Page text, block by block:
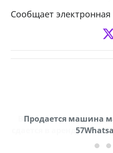
Сообщает
Продается машина